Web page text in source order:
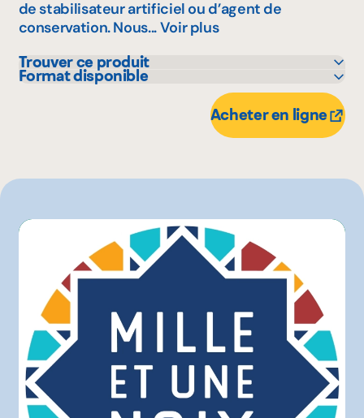
de stabilisateur artificiel ou d’agent de
conservation. Nous...Voir plus
Trouver ce produit
Avril - supermarché santé
Format disponible
Acheter en ligne